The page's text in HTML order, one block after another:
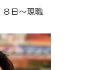
８日～現職